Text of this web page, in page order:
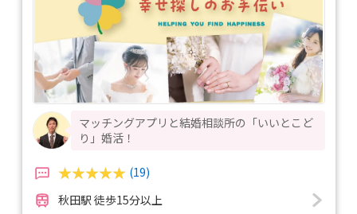
マッチングアプリと結婚相談所の「いいとこど
り」婚活！
(19)
秋田駅 徒歩15分以上